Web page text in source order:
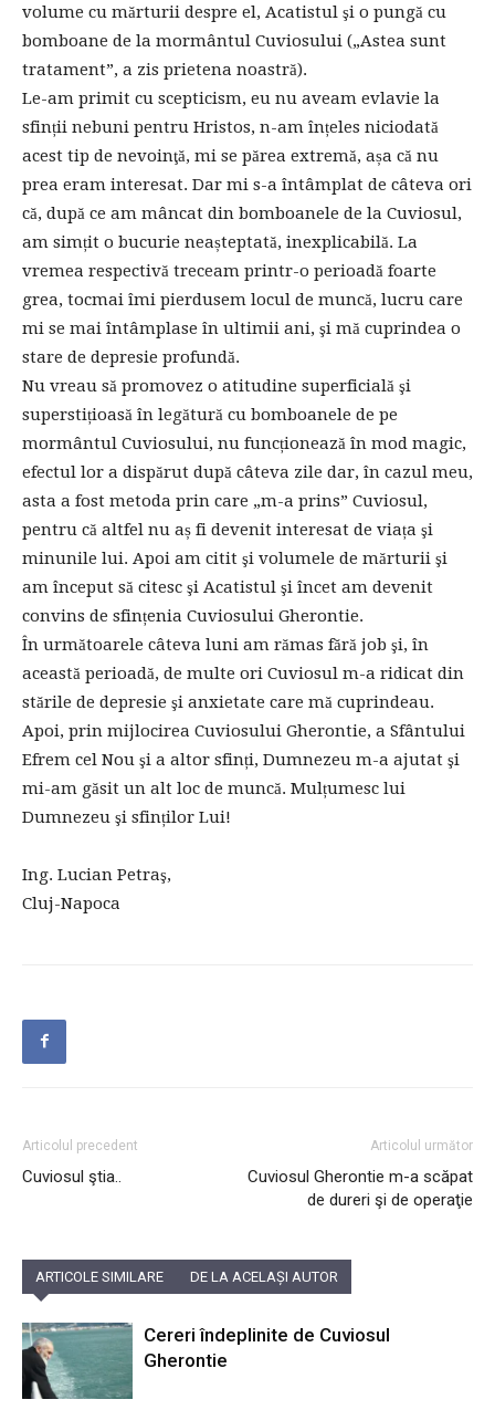
volume cu mărturii despre el, Acatistul şi o pungă cu
bomboane de la mormântul Cuviosului („Astea sunt
tratament”, a zis prietena noastră).
Le-am primit cu scepticism, eu nu aveam evlavie la
sfinții nebuni pentru Hristos, n-am înțeles niciodată
acest tip de nevoinţă, mi se părea extremă, așa că nu
prea eram interesat. Dar mi s-a întâmplat de câteva ori
că, după ce am mâncat din bomboanele de la Cuviosul,
am simțit o bucurie neașteptată, inexplicabilă. La
vremea respectivă treceam printr-o perioadă foarte
grea, tocmai îmi pierdusem locul de muncă, lucru care
mi se mai întâmplase în ultimii ani, şi mă cuprindea o
stare de depresie profundă.
Nu vreau să promovez o atitudine superficială şi
superstițioasă în legătură cu bomboanele de pe
mormântul Cuviosului, nu funcționează în mod magic,
efectul lor a dispărut după câteva zile dar, în cazul meu,
asta a fost metoda prin care „m-a prins” Cuviosul,
pentru că altfel nu aș fi devenit interesat de viața şi
minunile lui. Apoi am citit şi volumele de mărturii şi
am început să citesc şi Acatistul şi încet am devenit
convins de sfințenia Cuviosului Gherontie.
În următoarele câteva luni am rămas fără job şi, în
această perioadă, de multe ori Cuviosul m-a ridicat din
stările de depresie şi anxietate care mă cuprindeau.
Apoi, prin mijlocirea Cuviosului Gherontie, a Sfântului
Efrem cel Nou şi a altor sfinți, Dumnezeu m-a ajutat şi
mi-am găsit un alt loc de muncă. Mulțumesc lui
Dumnezeu şi sfinților Lui!
Ing. Lucian Petraş,
Cluj-Napoca
Articolul precedent
Cuviosul ştia..
Articolul următor
Cuviosul Gherontie m-a scăpat
de dureri şi de operaţie
ARTICOLE SIMILARE DE LA ACELAȘI AUTOR
Cereri îndeplinite de Cuviosul
Gherontie